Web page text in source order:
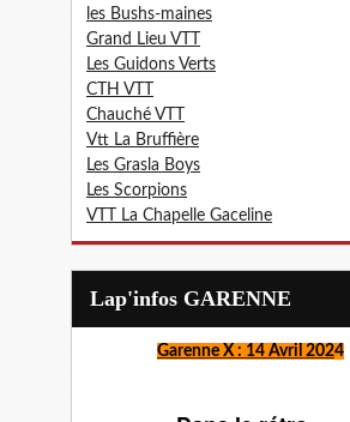
les Bushs-maines
Grand Lieu VTT
Les Guidons Verts
CTH VTT
Chauché VTT
Vtt La Bruffière
Les Grasla Boys
Les Scorpions
VTT La Chapelle Gaceline
Lap'infos GARENNE
Garenne X : 14 Avril 2024